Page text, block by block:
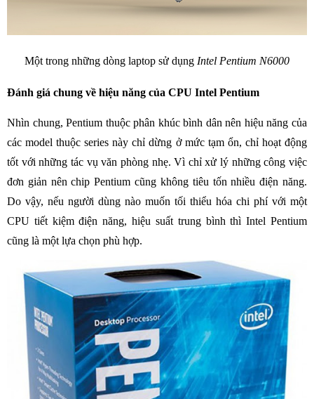
Một trong những dòng laptop sử dụng Intel Pentium N6000
Đánh giá chung về hiệu năng của CPU Intel Pentium
Nhìn chung, Pentium thuộc phân khúc bình dân nên hiệu năng của
các model thuộc series này chỉ dừng ở mức tạm ổn, chỉ hoạt động
tốt với những tác vụ văn phòng nhẹ. Vì chỉ xử lý những công việc
đơn giản nên chip Pentium cũng không tiêu tốn nhiều điện năng.
Do vậy, nếu người dùng nào muốn tối thiểu hóa chi phí với một
CPU tiết kiệm điện năng, hiệu suất trung bình thì Intel Pentium
cũng là một lựa chọn phù hợp.